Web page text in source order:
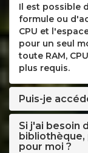
Il est possible
formule ou
CPU et
pour un seul
toute RAM,
plus requis.
Puis-je
Si j'ai besoin
bibliothèque,
pour moi ?